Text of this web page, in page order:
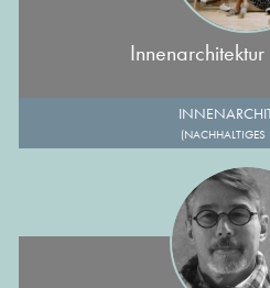
(NACHHALTIGES